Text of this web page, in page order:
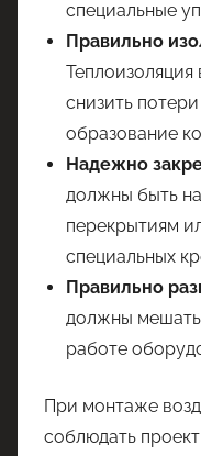
специальные
Правильно
Теплоизоляция
снизить
образование
Надежно
должны быть
перекрытиям
специальных
Правильно
должны
работе
При монтаже
соблюдать